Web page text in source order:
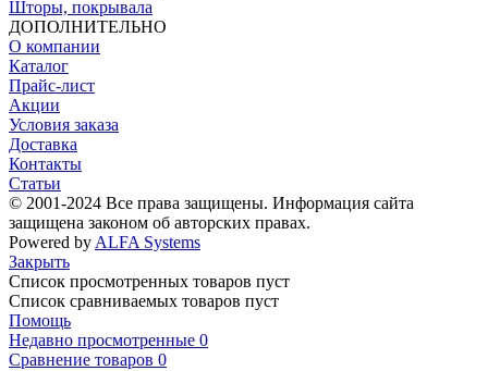
Шторы, покрывала
ДОПОЛНИТЕЛЬНО
О компании
Каталог
Прайс-лист
Акции
Условия заказа
Доставка
Контакты
Статьи
© 2001-2024 Все права защищены. Информация сайта
защищена законом об авторских правах.
Powered by ALFA Systems
Закрыть
Список просмотренных товаров пуст
Список сравниваемых товаров пуст
Помощь
Недавно просмотренные 0
Сравнение товаров 0